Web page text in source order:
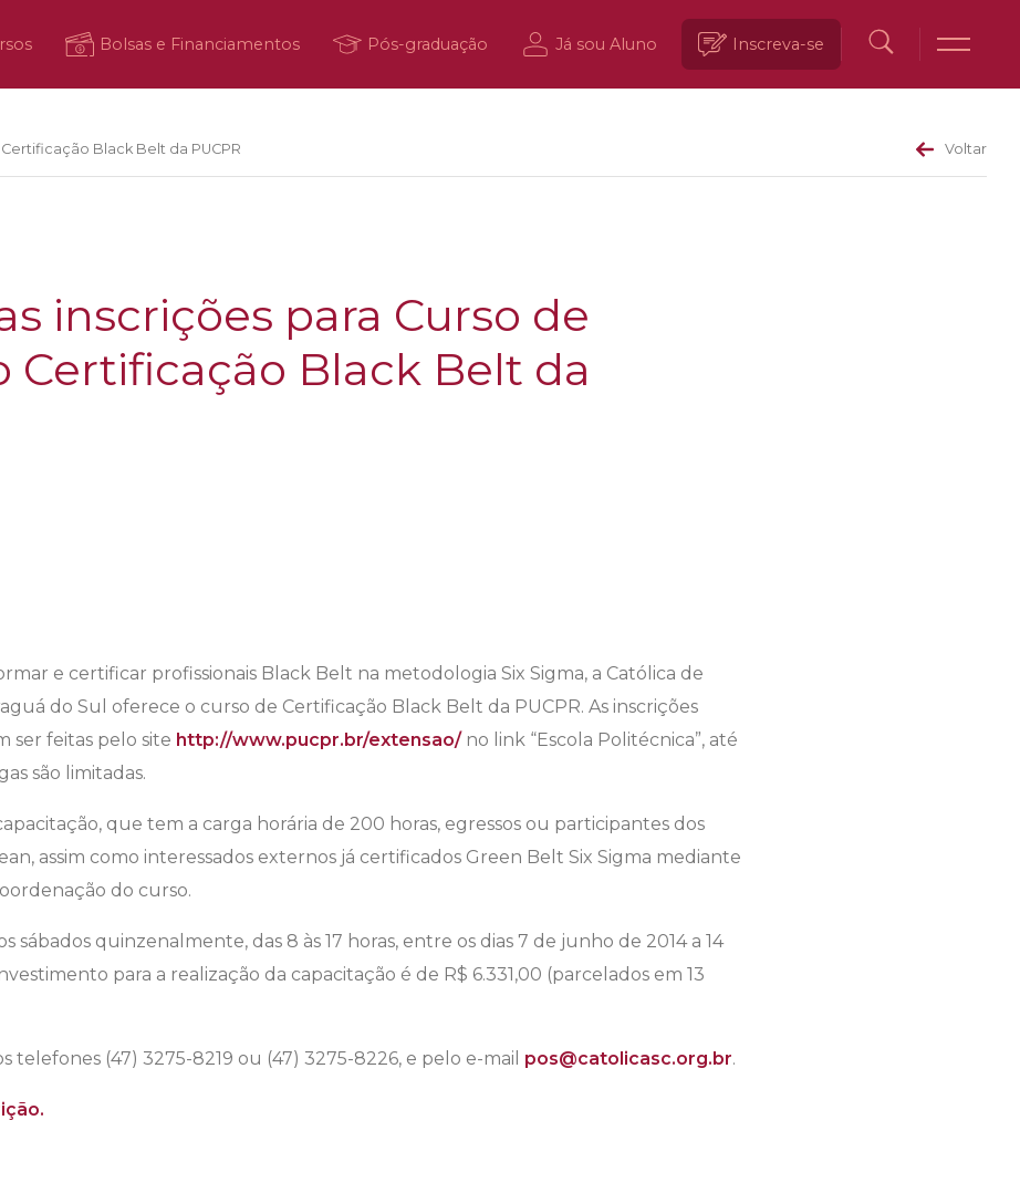
Bolsas e Financiamentos Pós-graduação Já sou Aluno Inscreva-se
Black Belt da PUCPR Voltar
inscrições para Curso de
Certificação Black Belt da
e certificar profissionais Black Belt na metodologia Six Sigma, a Católica de
do Sul oferece o curso de Certificação Black Belt da PUCPR. As inscrições
ser feitas pelo site http://www.pucpr.br/extensao/ no link “Escola Politécnica”, até
são limitadas.
que tem a carga horária de 200 horas, egressos ou participantes dos
assim como interessados externos já certificados Green Belt Six Sigma mediante
do curso.
sábados quinzenalmente, das 8 às 17 horas, entre os dias 7 de junho de 2014 a 14
para a realização da capacitação é de R$ 6.331,00 (parcelados em 13
telefones (47) 3275-8219 ou (47) 3275-8226, e pelo e-mail pos@catolicasc.org.br.